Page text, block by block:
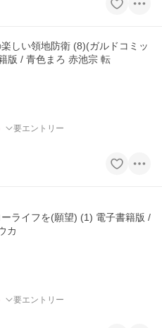
しい領地防衛 (8)(ガルドコミッ
版 / 青色まろ 赤池宗 転
要エントリー
ライフを(願望) (1) 電子書籍版 /
カ
要エントリー